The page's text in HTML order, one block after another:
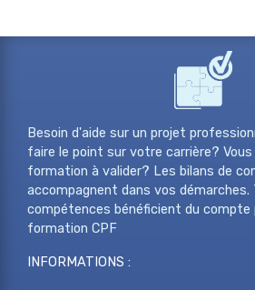
Besoin d'aide sur un projet
faire le point sur votre carrière?
formation à valider? Les bilans de
accompagnent dans vos démarches.
compétences bénéficient du compte
formation CPF
INFORMATIONS :